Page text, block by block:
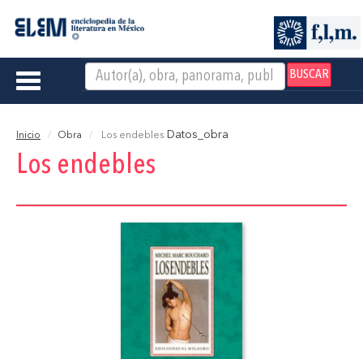
BUSCAR
Toggle
Inicio Obra Los endebles Datos_obra
Los endebles